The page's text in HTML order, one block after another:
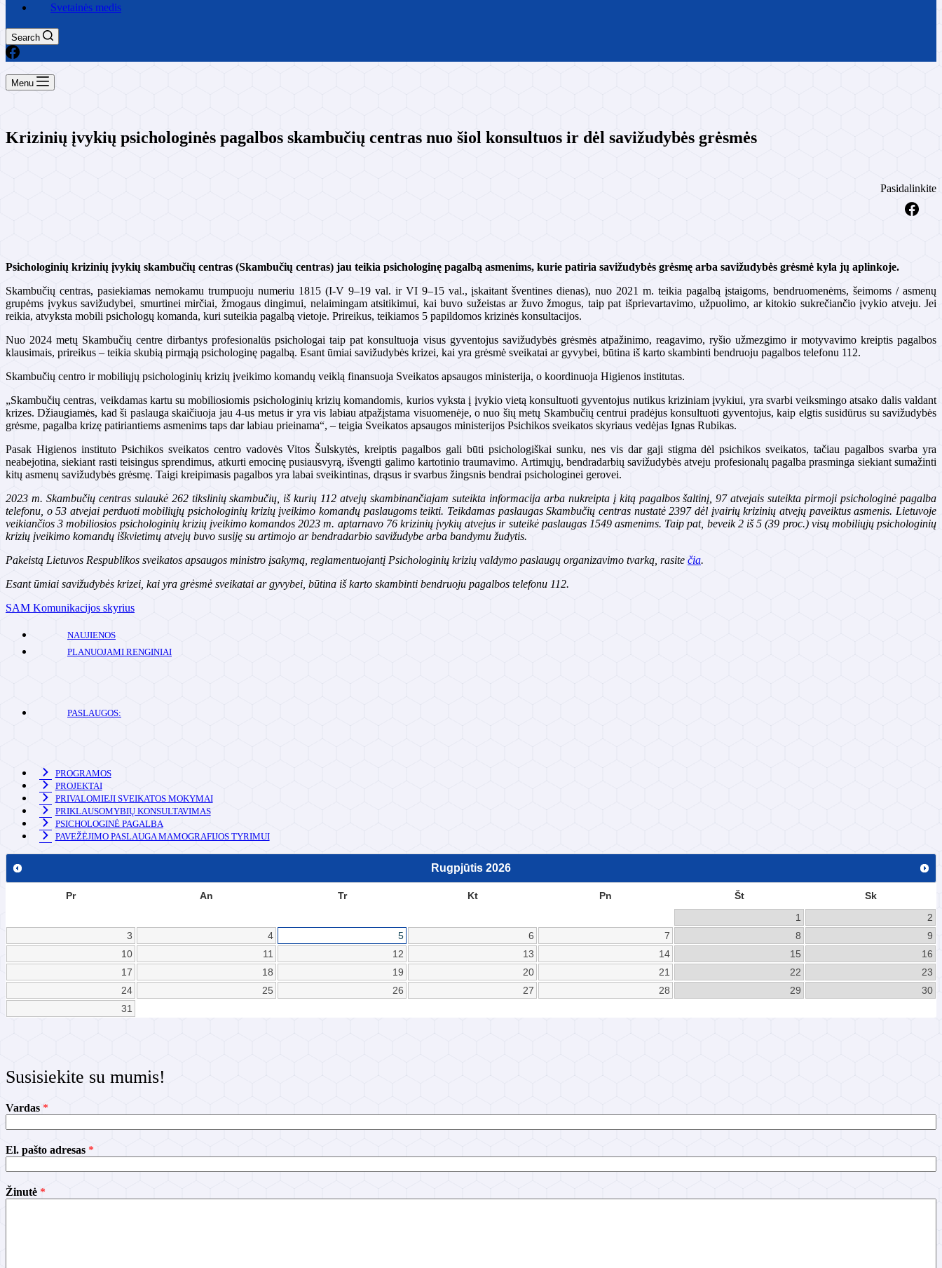
Svetainės medis
Search
Menu
Krizinių įvykių psichologinės pagalbos skambučių centras nuo šiol konsultuos ir dėl savižudybės grėsmės
Pasidalinkite
Psichologinių krizinių įvykių skambučių centras (Skambučių centras) jau teikia psichologinę pagalbą asmenims, kurie patiria savižudybės grėsmę arba savižudybės grėsmė kyla jų aplinkoje.
Skambučių centras, pasiekiamas nemokamu trumpuoju numeriu 1815 (I-V 9–19 val. ir VI 9–15 val., įskaitant šventines dienas), nuo 2021 m. teikia pagalbą įstaigoms, bendruomenėms, šeimoms / asmenų
grupėms įvykus savižudybei, smurtinei mirčiai, žmogaus dingimui, nelaimingam atsitikimui, kai buvo sužeistas ar žuvo žmogus, taip pat išprievartavimo, užpuolimo, ar kitokio sukrečiančio įvykio atveju. Jei
reikia, atvyksta mobili psichologų komanda, kuri suteikia pagalbą vietoje. Prireikus, teikiamos 5 papildomos krizinės konsultacijos.
Nuo 2024 metų Skambučių centre dirbantys profesionalūs psichologai taip pat konsultuoja visus gyventojus savižudybės grėsmės atpažinimo, reagavimo, ryšio užmezgimo ir motyvavimo kreiptis pagalbos
klausimais, prireikus – teikia skubią pirmąją psichologinę pagalbą. Esant ūmiai savižudybės krizei, kai yra grėsmė sveikatai ar gyvybei, būtina iš karto skambinti bendruoju pagalbos telefonu 112.
Skambučių centro ir mobiliųjų psichologinių krizių įveikimo komandų veiklą finansuoja Sveikatos apsaugos ministerija, o koordinuoja Higienos institutas.
„Skambučių centras, veikdamas kartu su mobiliosiomis psichologinių krizių komandomis, kurios vyksta į įvykio vietą konsultuoti gyventojus nutikus kriziniam įvykiui, yra svarbi veiksmingo atsako dalis valdant
krizes. Džiaugiamės, kad ši paslauga skaičiuoja jau 4-us metus ir yra vis labiau atpažįstama visuomenėje, o nuo šių metų Skambučių centrui pradėjus konsultuoti gyventojus, kaip elgtis susidūrus su savižudybės
grėsme, pagalba krizę patiriantiems asmenims taps dar labiau prieinama“, – teigia Sveikatos apsaugos ministerijos Psichikos sveikatos skyriaus vedėjas Ignas Rubikas.
Pasak Higienos instituto Psichikos sveikatos centro vadovės Vitos Šulskytės, kreiptis pagalbos gali būti psichologiškai sunku, nes vis dar gaji stigma dėl psichikos sveikatos, tačiau pagalbos svarba yra
neabejotina, siekiant rasti teisingus sprendimus, atkurti emocinę pusiausvyrą, išvengti galimo kartotinio traumavimo. Artimųjų, bendradarbių savižudybės atveju profesionalų pagalba prasminga siekiant sumažinti
kitų asmenų savižudybės grėsmę. Taigi kreipimasis pagalbos yra labai sveikintinas, drąsus ir svarbus žingsnis bendrai psichologinei gerovei.
2023 m. Skambučių centras sulaukė 262 tikslinių skambučių, iš kurių 112 atvejų skambinančiajam suteikta informacija arba nukreipta į kitą pagalbos šaltinį,97 atvejais suteikta pirmoji psichologinė pagalba
telefonu, o 53 atvejai perduoti mobiliųjų psichologinių krizių įveikimo komandų paslaugoms teikti. Teikdamas paslaugas Skambučių centras nustatė 2397 dėl įvairių krizinių atvejų paveiktus asmenis. Lietuvoje
veikiančios 3mobiliosios psichologinių krizių įveikimo komandos 2023 m. aptarnavo 76 krizinių įvykių atvejus ir suteikė paslaugas 1549 asmenims. Taip pat, beveik 2 iš 5 (39 proc.)visų mobiliųjų psichologinių
krizių įveikimo komandų iškvietimų atvejų buvo susiję su artimojo ar bendradarbio savižudybe arba bandymu žudytis.
Pakeistą Lietuvos Respublikos sveikatos apsaugos ministro įsakymą, reglamentuojantį Psichologinių krizių valdymo paslaugų organizavimo tvarką, rasite čia.
Esant ūmiai savižudybės krizei, kai yra grėsmė sveikatai ar gyvybei, būtina iš karto skambinti bendruoju pagalbos telefonu 112.
SAM Komunikacijos skyrius
NAUJIENOS
PLANUOJAMI RENGINIAI
PASLAUGOS:
PROGRAMOS
PROJEKTAI
PRIVALOMIEJI SVEIKATOS MOKYMAI
PRIKLAUSOMYBIŲ KONSULTAVIMAS
PSICHOLOGINĖ PAGALBA
PAVEŽĖJIMO PASLAUGA MAMOGRAFIJOS TYRIMUI
Rugpjūtis 2026
Pr An Tr Kt Pn Št
Sk
1
2
3
4 5 6 7 8
9
10
11 12 13 14 15
16
17
18 19 20 21 22
23
24
25 26 27 28 29
30
31
Susisiekite su mumis!
V
a
r
a
i
n
Vardas *
El. pašto adresas *
Žinutė *